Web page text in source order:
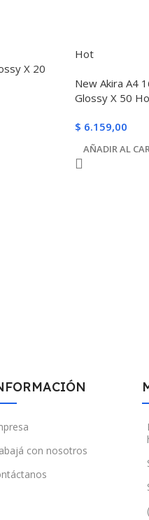
X 20
Hot
New Akira A4
Glossy X 50
$ 6.159,00
AÑADIR AL
con nosotros